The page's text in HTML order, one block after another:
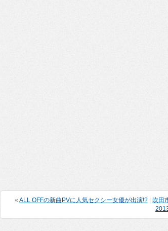
« ALL OFFの新曲PVに人気セクシー女優が出演!?|
吹田